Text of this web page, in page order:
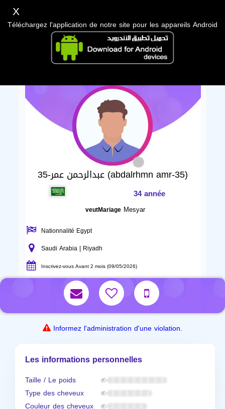
عبدالرحمن عمر-35 (abdalrhmn amr-35)
34 année
veutMariage Mesyar
Nationnalité Egypt
Saudi Arabia | Riyadh
Inscrivez-vous Avant 2 mois (09/05/2026)
Informez l'administration d'une violation.
Les informations personnelles
Taille / Le poids
Type des cheveux
Couleur des cheveux
X
Téléchargez l'application de notre site pour les appareils Android